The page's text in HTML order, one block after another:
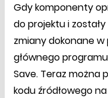
Gdy komponenty
do projektu i
zmiany dokonane
głównego programu
Save. Teraz można
kodu źródłowego